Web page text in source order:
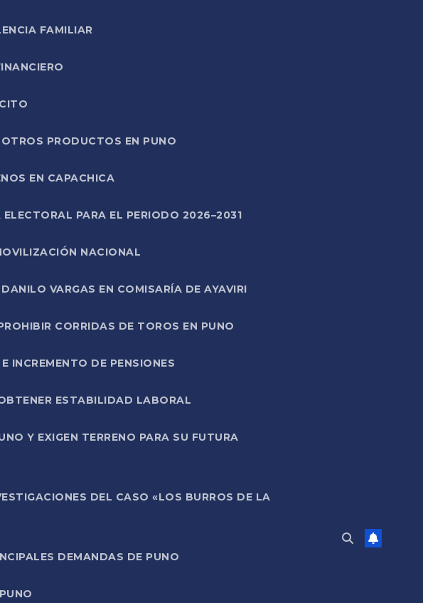
FAMILIAR
PRODUCTOS EN PUNO
EN CAPACHICA
PARA EL PERIODO 2026–2031
NACIONAL
VARGAS EN COMISARÍA DE AYAVIRI
CORRIDAS DE TOROS EN PUNO
INCREMENTO DE PENSIONES
ESTABILIDAD LABORAL
Y EXIGEN TERRENO PARA SU FUTURA
DEL CASO «LOS BURROS DE LA
DEMANDAS DE PUNO